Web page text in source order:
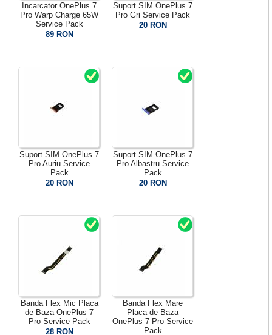
Incarcator OnePlus 7
Pro Warp Charge 65W
Service Pack
89 RON
Suport SIM OnePlus 7
Pro Gri Service Pack
20 RON
Suport SIM OnePlus 7
Pro Auriu Service
Pack
20 RON
Suport SIM OnePlus 7
Pro Albastru Service
Pack
20 RON
Banda Flex Mic Placa
de Baza OnePlus 7
Pro Service Pack
28 RON
Banda Flex Mare
Placa de Baza
OnePlus 7 Pro Service
Pack